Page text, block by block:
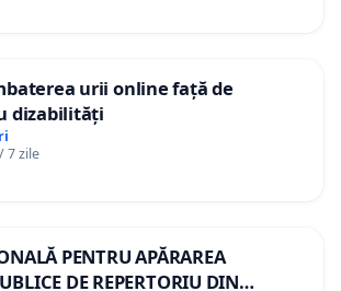
urii online față de
dizabilități
7 zile
PENTRU APĂRAREA
DE REPERTORIU DIN